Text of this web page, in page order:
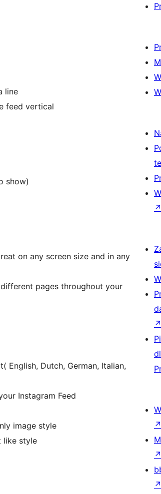
line
feed vertical
show)
on any screen size and in any
pages throughout your
English, Dutch, German, Italian,
Instagram Feed
image style
like style
↗
↗
↗
↗
↗